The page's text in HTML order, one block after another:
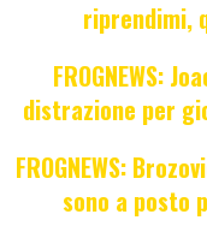
riprendimi,
FROGNEWS:
distrazione per
FROGNEWS:
sono a posto